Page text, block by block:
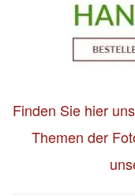
Finden Sie hier
Themen der